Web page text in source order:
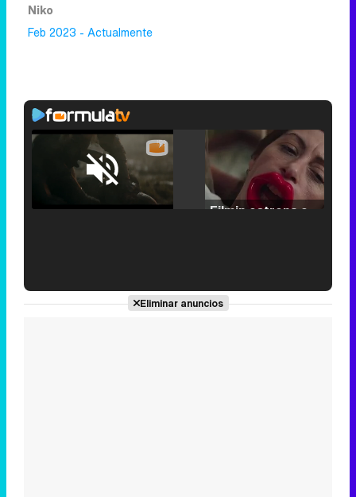
Niko
Feb 2023 - Actualmente
Unmute /
Loaded:
25.30%
'120 Minutos' celebra sus 2.000 programas en Telemadrid con un vídeo del día a día en la redacción
Eliminar anuncios